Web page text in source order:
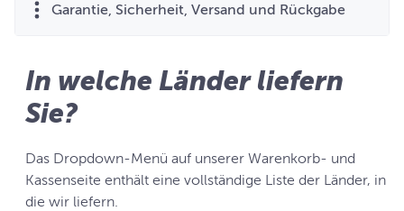
Garantie, Sicherheit, Versand und Rückgabe
In welche Länder liefern
Sie?
Das Dropdown-Menü auf unserer Warenkorb- und
Kassenseite enthält eine vollständige Liste der Länder, in
die wir liefern.